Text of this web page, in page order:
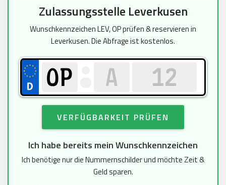
springen
Zulassungsstelle Leverkusen
Wunschkennzeichen LEV, OP prüfen & reservieren in
Leverkusen. Die Abfrage ist kostenlos.
VERFÜGBARKEIT PRÜFEN
Ich habe bereits mein Wunschkennzeichen
Ich benötige nur die Nummernschilder und möchte Zeit &
Geld sparen.